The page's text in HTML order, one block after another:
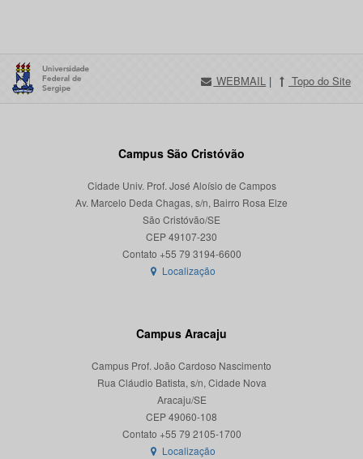
WEBMAIL | Topo do Site
Campus São Cristóvão
Cidade Univ. Prof. José Aloísio de Campos
Av. Marcelo Deda Chagas, s/n, Bairro Rosa Elze
São Cristóvão/SE
CEP 49107-230
Localização
Campus Aracaju
Campus Prof. João Cardoso Nascimento
Rua Cláudio Batista, s/n, Cidade Nova
Aracaju/SE
CEP 49060-108
Localização